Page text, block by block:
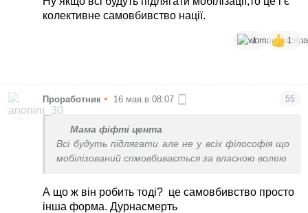
колективне самовбивство нації.
1 1
Проработник • 16 мая в 08:07 55
Мама фіфті цента
Всі будуть підлягати але не у всіх філософія що
мобілізований спмовбивається за власною волею
А що ж він робить тоді? це самовбивство просто
інша форма. Дурнасмерть